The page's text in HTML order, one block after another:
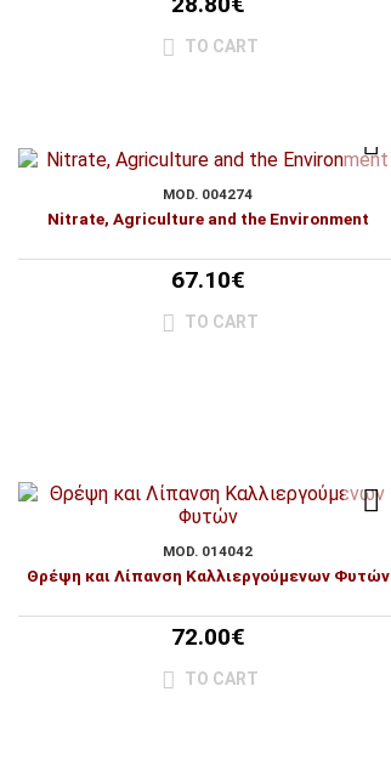
TO CART
MOD. 004274
Nitrate, Agriculture and the Environment
67.10€
TO CART
MOD. 014042
Θρέψη και Λίπανση Καλλιεργούμενων Φυτών
72.00€
TO CART